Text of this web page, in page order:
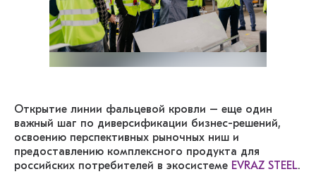
Открытие линии фальцевой кровли – еще один
важный шаг по диверсификации бизнес-решений,
освоению перспективных рыночных ниш и
предоставлению комплексного продукта для
российских потребителей в экосистеме EVRAZ STEEL.